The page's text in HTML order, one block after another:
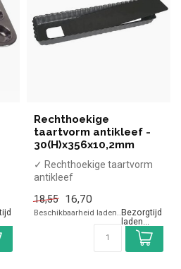
Rechthoekige
taartvorm antikleef -
30(H)x356x10,2mm
✓ Rechthoekige taartvorm
antikleef
18,55
16,70
Beschikbaarheid laden..